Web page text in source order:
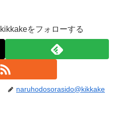
をフォローする
naruhodosorasido@kikkake